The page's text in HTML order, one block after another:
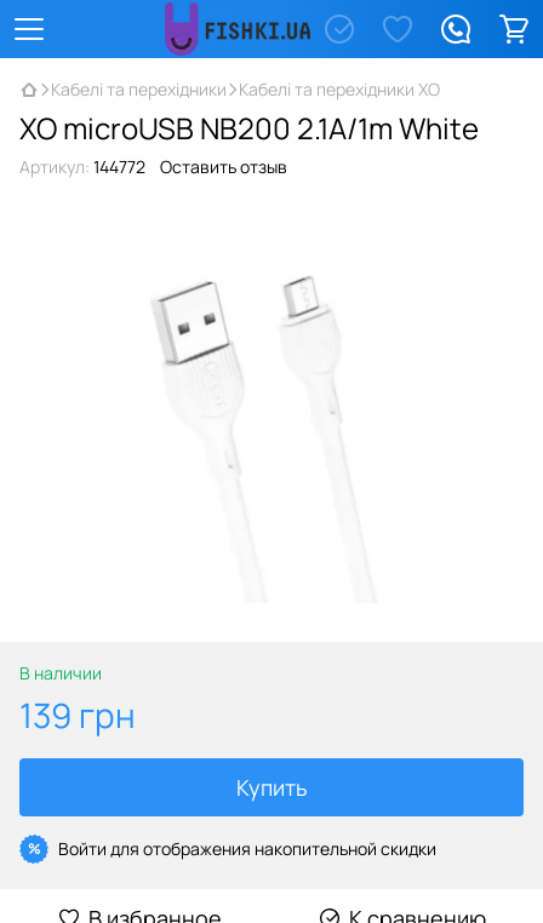
Кабелі та перехідники Кабелі та перехідники XO
XO microUSB NB200 2.1A/1m White
Артикул: 144772 Оставить отзыв
В наличии
139 грн
Купить
% Войти для отображения накопительной скидки